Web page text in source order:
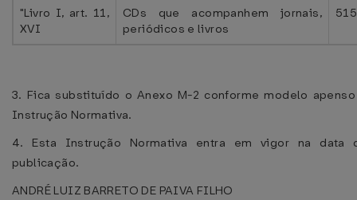
"Livro I, art. 11,
XVI
CDs que acompanhem jornais,
periódicos e livros
3. Fica substituído o Anexo M-2 conforme modelo
Instrução Normativa.
4. Esta Instrução Normativa entra em vigor na data
publicação.
ANDRÉ LUIZ BARRETO DE PAIVA FILHO